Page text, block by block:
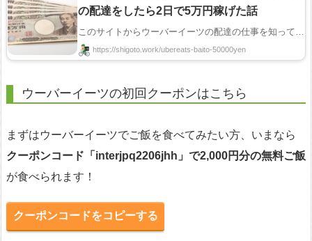
の配達をしたら2日で5万円稼げた話
このサイトからウーバーイーツの配達の仕事を知って、2日で5万円稼いだ大学生さんにお話を聞くことがで ...
https://shigoto.work/ubereats-baito-50000yen
ウーバーイーツの初回クーポンはこちら
まずはウーバーイーツでご飯を食べてみたい方、いまなら
クーポンコード「 interjpq2206jhh 」で2,000円分の無料ご飯
が食べられます！
クーポンコードをコピーする